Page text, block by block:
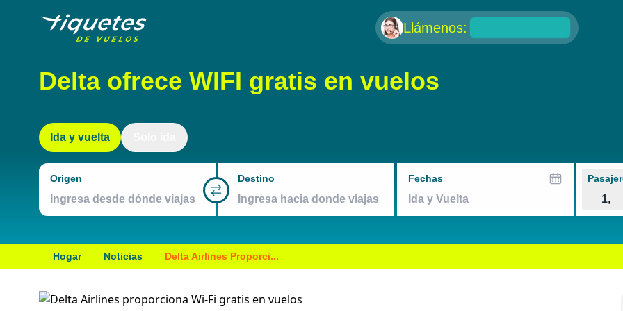
Llámenos:
Delta ofrece WIFI gratis en vuelos
Ida y vuelta
Origen Destino Fechas
1,
Hogar Noticias Delta Airlines Proporci...